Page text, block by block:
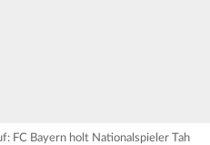
FC Bayern holt Nationalspieler Tah